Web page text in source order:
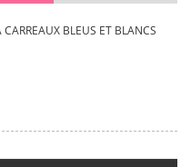
BLEUS ET BLANCS